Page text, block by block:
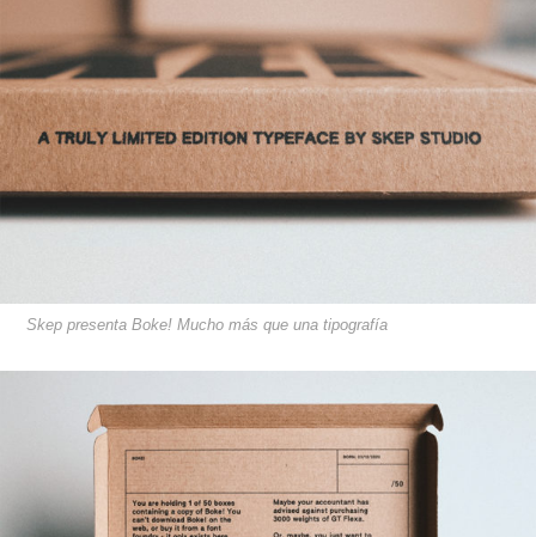
Skep presenta Boke! Mucho más que una tipografía